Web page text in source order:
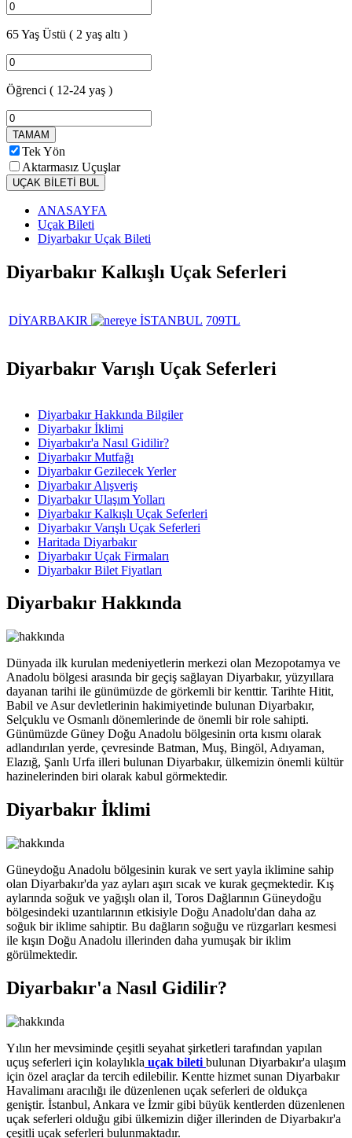
65 Yaş Üstü ( 2 yaş altı )
Öğrenci ( 12-24 yaş )
TAMAM
Tek Yön
Aktarmasız Uçuşlar
UÇAK BİLETİ BUL
ANASAYFA
Uçak Bileti
Diyarbakır Uçak Bileti
Diyarbakır Kalkışlı Uçak Seferleri
DİYARBAKIR İSTANBUL 709TL
Diyarbakır Varışlı Uçak Seferleri
Diyarbakır Hakkında Bilgiler
Diyarbakır İklimi
Diyarbakır'a Nasıl Gidilir?
Diyarbakır Mutfağı
Diyarbakır Gezilecek Yerler
Diyarbakır Alışveriş
Diyarbakır Ulaşım Yolları
Diyarbakır Kalkışlı Uçak Seferleri
Diyarbakır Varışlı Uçak Seferleri
Haritada Diyarbakır
Diyarbakır Uçak Firmaları
Diyarbakır Bilet Fiyatları
Diyarbakır Hakkında
Dünyada ilk kurulan medeniyetlerin merkezi olan Mezopotamya ve
Anadolu bölgesi arasında bir geçiş sağlayan Diyarbakır, yüzyıllara
dayanan tarihi ile günümüzde de görkemli bir kenttir. Tarihte Hitit,
Babil ve Asur devletlerinin hakimiyetinde bulunan Diyarbakır,
Selçuklu ve Osmanlı dönemlerinde de önemli bir role sahipti.
Günümüzde Güney Doğu Anadolu bölgesinin orta kısmı olarak
adlandırılan yerde, çevresinde Batman, Muş, Bingöl, Adıyaman,
Elazığ, Şanlı Urfa illeri bulunan Diyarbakır, ülkemizin önemli kültür
hazinelerinden biri olarak kabul görmektedir.
Diyarbakır İklimi
Güneydoğu Anadolu bölgesinin kurak ve sert yayla iklimine sahip
olan Diyarbakır'da yaz ayları aşırı sıcak ve kurak geçmektedir. Kış
aylarında soğuk ve yağışlı olan il, Toros Dağlarının Güneydoğu
bölgesindeki uzantılarının etkisiyle Doğu Anadolu'dan daha az
soğuk bir iklime sahiptir. Bu dağların soğuğu ve rüzgarları kesmesi
ile kışın Doğu Anadolu illerinden daha yumuşak bir iklim
görülmektedir.
Diyarbakır'a Nasıl Gidilir?
Yılın her mevsiminde çeşitli seyahat şirketleri tarafından yapılan
uçuş seferleri için kolaylıkla uçak bileti bulunan Diyarbakır'a ulaşım
için özel araçlar da tercih edilebilir. Kentte hizmet sunan Diyarbakır
Havalimanı aracılığı ile düzenlenen uçak seferleri de oldukça
geniştir. İstanbul, Ankara ve İzmir gibi büyük kentlerden düzenlenen
uçak seferleri olduğu gibi ülkemizin diğer illerinden de Diyarbakır'a
çeşitli uçak seferleri bulunmaktadır.